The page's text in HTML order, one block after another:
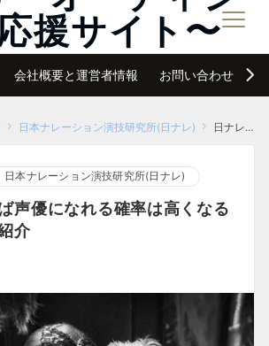
援サイト〜メニュー
会社概要と運営者情報 お問い合わせ
日本ナレーション演技研究所(日ナレ) 日ナレに通えば声優になれる確率は高くなるのか具体的に紹介
日本ナレーション演技研究所(日ナレ)
声優になれる確率は高くなる
介